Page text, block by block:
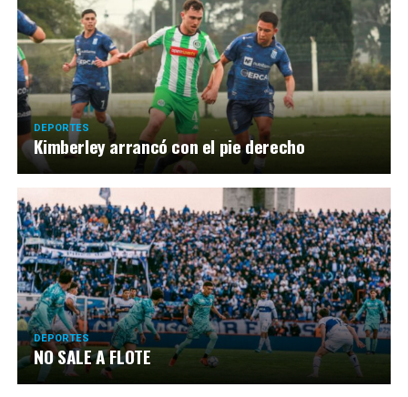
DEPORTES
Kimberley arrancó con el pie derecho
DEPORTES
NO SALE A FLOTE